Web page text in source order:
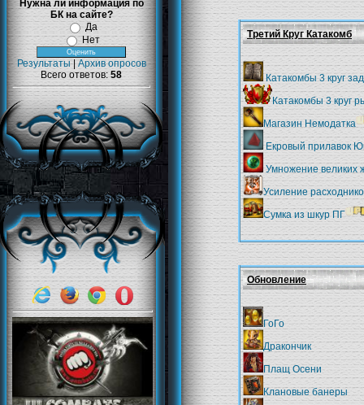
Нужна ли информация по
БК на сайте?
Да
Нет
Результаты| Архив опросов
Всего ответов: 58
Третий Круг Катакомб
Катакомбы 3 круг
Катакомбы 3 круг
Магазин Немодатка
Екровый прилавок
Умножение великих
Усиление
Сумка из шкур ПГ
Обновление
ГоГо
Дракончик
Плащ Осени
Клановые банеры